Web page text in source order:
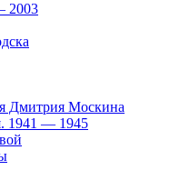
2003
Дмитрия Москина
1941 — 1945